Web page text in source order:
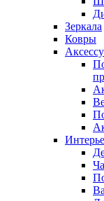
Зеркала
Ковры